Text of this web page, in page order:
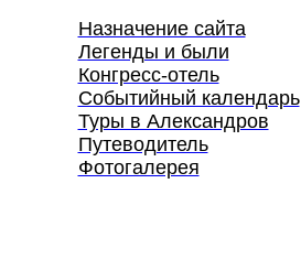
Назначение сайта
Легенды и были
Конгресс-отель
Событийный календарь
Туры в Александров
Путеводитель
Фотогалерея